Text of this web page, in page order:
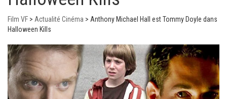
Film VF > Actualité Cinéma > Anthony Michael Hall est Tommy Doyle dans
Halloween Kills